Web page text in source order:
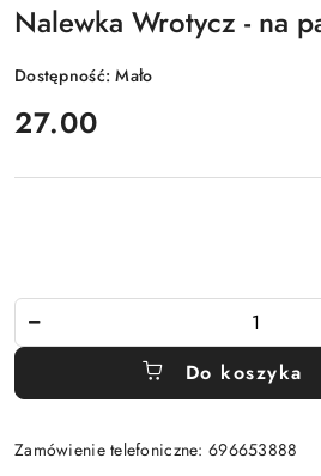
Nalewka Wrotycz - na
Dostępność:Mało
cena:
27.00
Do koszyka
Zamówienie telefoniczne: 696653888